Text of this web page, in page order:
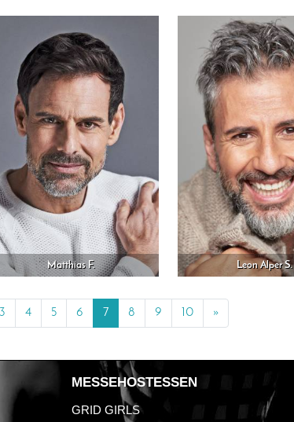
Matthias F. Leon Alper S.
3 4 5 6 7 8 9 10 »
MESSEHOSTESSEN
GRID GIRLS